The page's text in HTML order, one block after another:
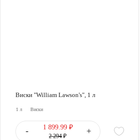
Виски "William Lawson's", 1 л
1 л Виски
- 1 899.99 ₽
2 294₽
+